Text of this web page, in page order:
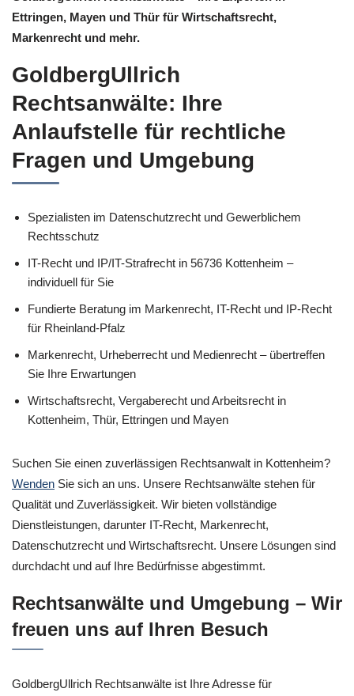
Ettringen, Mayen und Thür für Wirtschaftsrecht,
Markenrecht und mehr.
GoldbergUllrich
Rechtsanwälte: Ihre
Anlaufstelle für rechtliche
Fragen und Umgebung
Spezialisten im Datenschutzrecht und Gewerblichem
Rechtsschutz
IT-Recht und IP/IT-Strafrecht in 56736 Kottenheim –
individuell für Sie
Fundierte Beratung im Markenrecht, IT-Recht und IP-Recht
für Rheinland-Pfalz
Markenrecht, Urheberrecht und Medienrecht – übertreffen
Sie Ihre Erwartungen
Wirtschaftsrecht, Vergaberecht und Arbeitsrecht in
Kottenheim, Thür, Ettringen und Mayen
Suchen Sie einen zuverlässigen Rechtsanwalt in Kottenheim?
Wenden Sie sich an uns. Unsere Rechtsanwälte stehen für
Qualität und Zuverlässigkeit. Wir bieten vollständige
Dienstleistungen, darunter IT-Recht, Markenrecht,
Datenschutzrecht und Wirtschaftsrecht. Unsere Lösungen sind
durchdacht und auf Ihre Bedürfnisse abgestimmt.
Rechtsanwälte und Umgebung – Wir
freuen uns auf Ihren Besuch
GoldbergUllrich Rechtsanwälte ist Ihre Adresse für